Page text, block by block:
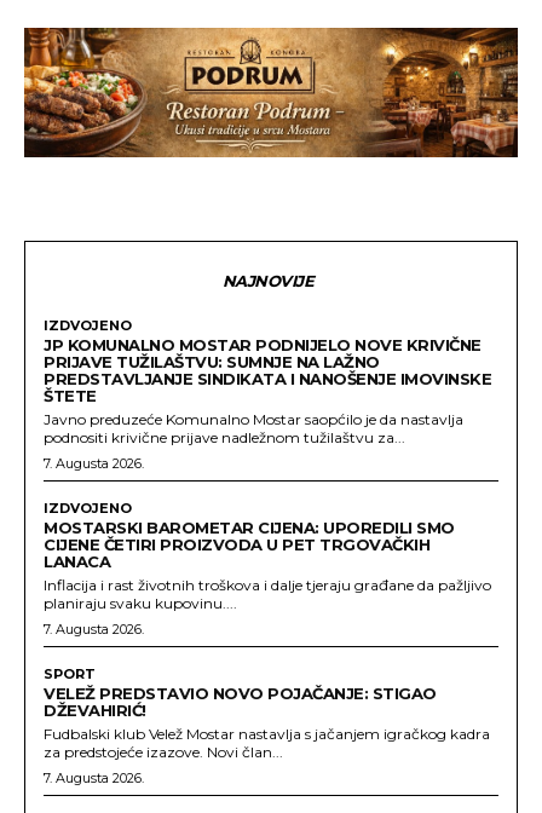
NAJNOVIJE
IZDVOJENO
JP KOMUNALNO MOSTAR PODNIJELO NOVE KRIVIČNE
PRIJAVE TUŽILAŠTVU: SUMNJE NA LAŽNO
PREDSTAVLJANJE SINDIKATA I NANOŠENJE IMOVINSKE
ŠTETE
Javno preduzeće Komunalno Mostar saopćilo je da nastavlja
podnositi krivične prijave nadležnom tužilaštvu za...
7. Augusta 2026.
IZDVOJENO
MOSTARSKI BAROMETAR CIJENA: UPOREDILI SMO
CIJENE ČETIRI PROIZVODA U PET TRGOVAČKIH
LANACA
Inflacija i rast životnih troškova i dalje tjeraju građane da pažljivo
planiraju svaku kupovinu....
7. Augusta 2026.
SPORT
VELEŽ PREDSTAVIO NOVO POJAČANJE: STIGAO
DŽEVAHIRIĆ!
Fudbalski klub Velež Mostar nastavlja s jačanjem igračkog kadra
za predstojeće izazove. Novi član...
7. Augusta 2026.